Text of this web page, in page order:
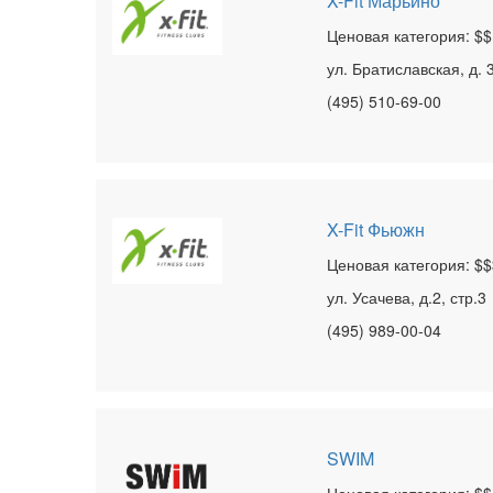
Ценовая категория: $$
ул. Братиславская, д.
(495) 510-69-00
X-Fit Фьюжн
Ценовая категория:
ул. Усачева, д.2, стр.3
(495) 989-00-04
SWIM